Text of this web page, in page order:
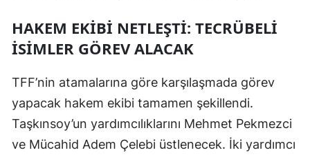
Konya
Malatya
Manisa
Kahramanmaraş
HAKEM EKIBI NETLEŞTI: TECRÜBELI
İSIMLER GÖREV ALACAK
TFF’nin atamalarına göre karşılaşmada görev
yapacak hakem ekibi tamamen şekillendi.
Taşkınsoy’un yardımcılıklarını Mehmet Pekmezci
ve Mücahid Adem Çelebi üstlenecek. İki yardımcı